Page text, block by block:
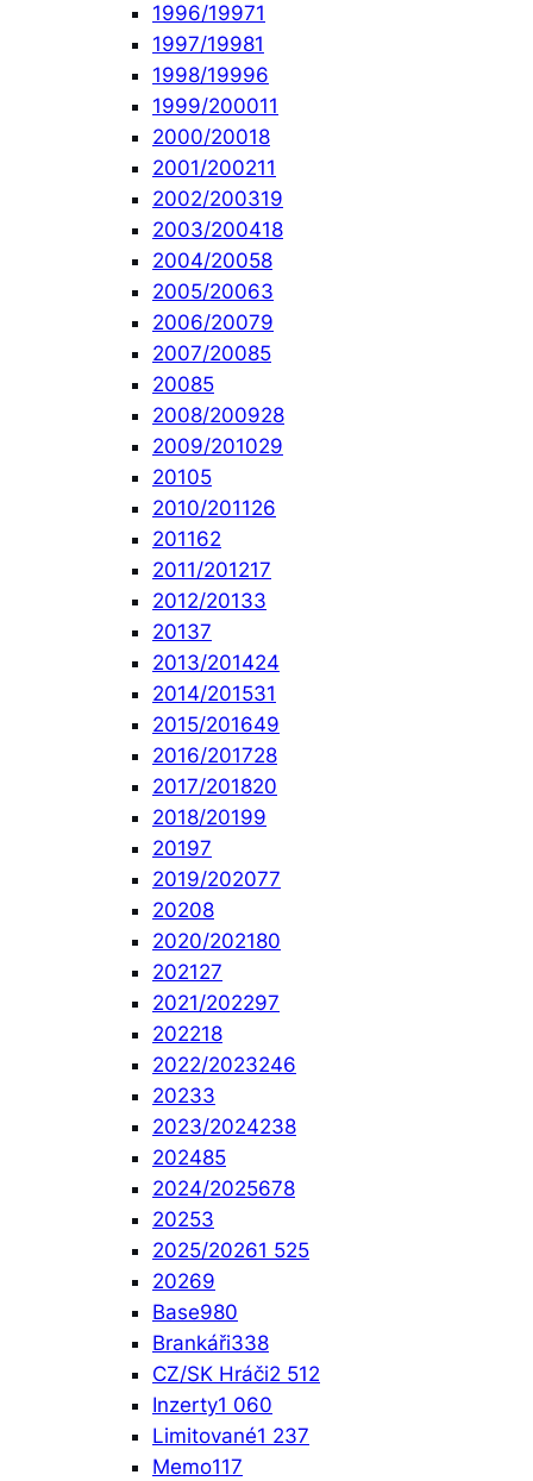
1996/19971
1997/19981
1998/19996
1999/200011
2000/20018
2001/200211
2002/200319
2003/200418
2004/20058
2005/20063
2006/20079
2007/20085
20085
2008/200928
2009/201029
20105
2010/201126
201162
2011/201217
2012/20133
20137
2013/201424
2014/201531
2015/201649
2016/201728
2017/201820
2018/20199
20197
2019/202077
20208
2020/202180
202127
2021/202297
202218
2022/2023246
20233
2023/2024238
202485
2024/2025678
20253
2025/20261 525
20269
Base980
Brankáři338
CZ/SK Hráči2 512
Inzerty1 060
Limitované1 237
Memo117